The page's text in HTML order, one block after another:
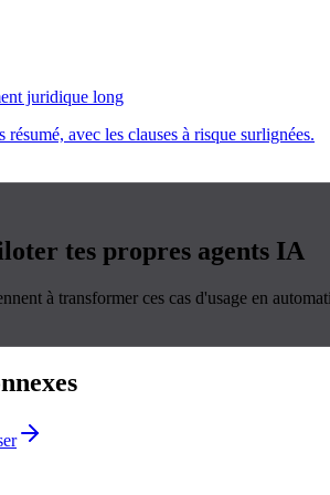
juridique long
avec les clauses à risque surlignées.
tes propres agents IA
à transformer ces cas d'usage en